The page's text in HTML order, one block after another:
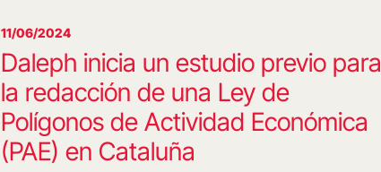
11/06/2024
Daleph inicia un estudio previo para
la redacción de una Ley de
Polígonos de Actividad Económica
(PAE) en Cataluña